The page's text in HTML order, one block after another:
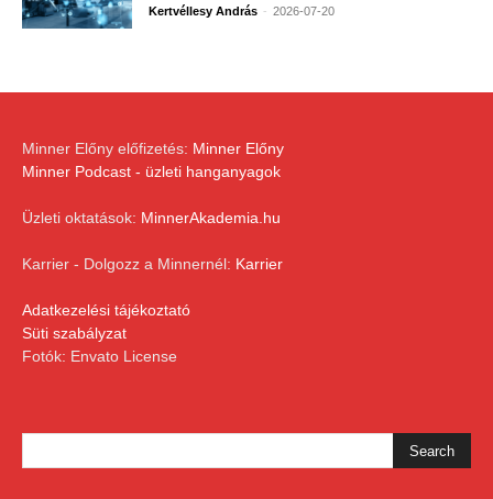
Kertvéllesy András - 2026-07-20
Minner Előny előfizetés: Minner Előny
Minner Podcast - üzleti hanganyagok
Üzleti oktatások: MinnerAkademia.hu
Karrier - Dolgozz a Minnernél: Karrier
Adatkezelési tájékoztató
Süti szabályzat
Fotók: Envato License